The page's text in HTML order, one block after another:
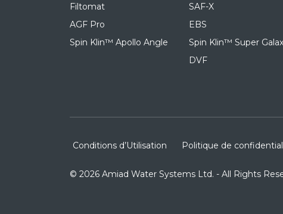
Filtomat
AGF Pro
Spin Klin™ Apollo Angle
SAF-X
EBS
Spin Klin™ Super
DVF
Conditions d’Utilisation Politique de
© 2026 Amiad Water Systems Ltd. - All Rights